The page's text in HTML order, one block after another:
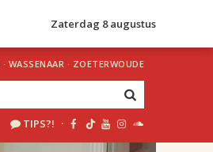
Zaterdag 8 augustus
· WASSENAAR · ZOETERWOUDE
TIPS?! ·